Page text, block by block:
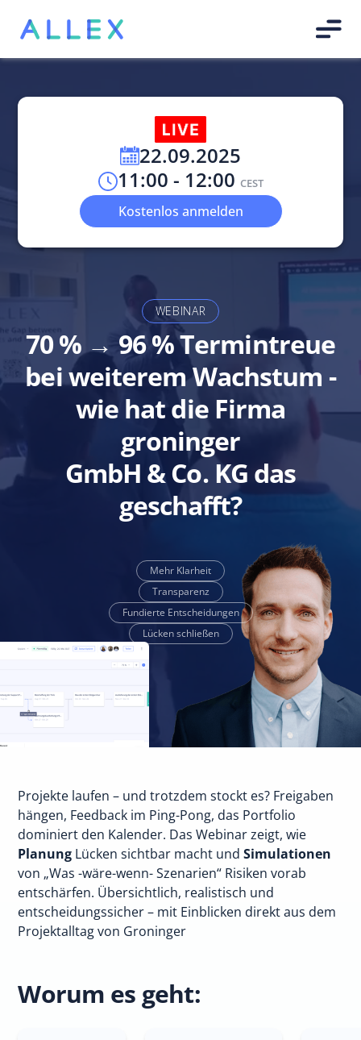
22.09.2025
11:00 - 12:00 CEST
Kostenlos anmelden
WEBINAR
70 % → 96 % Termintreue
bei weiterem Wachstum -
wie hat die Firma
groninger
GmbH & Co. KG das
geschafft?
Mehr Klarheit
Transparenz
Fundierte Entscheidungen
Lücken schließen
Projekte laufen – und trotzdem stockt es? Freigaben
hängen, Feedback im Ping-Pong, das Portfolio
dominiert den Kalender. Das Webinar zeigt, wie
Planung Lücken sichtbar macht undSimulationen
von „Was -wäre-wenn- Szenarien“ Risiken vorab
entschärfen. Übersichtlich, realistisch und
entscheidungssicher – mit Einblicken direkt aus dem
Projektalltag von Groninger
Worum es geht: